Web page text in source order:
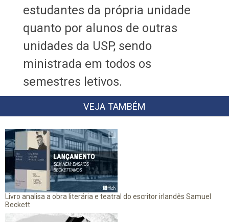
estudantes da própria unidade
quanto por alunos de outras
unidades da USP, sendo
ministrada em todos os
semestres letivos.
VEJA TAMBÉM
Livro analisa a obra literária e teatral do escritor irlandês Samuel
Beckett